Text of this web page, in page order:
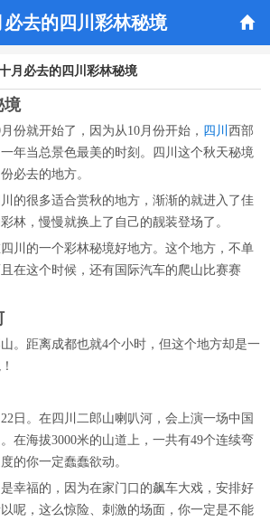
必去的四川彩林秘境 
月必去的四川彩林秘境
境
份就开始了，因为从10月份开始， 四川 西部
年当总景色最美的时刻。四川这个秋天秘境
必去的地方。
的很多适合赏秋的地方，渐渐的就进入了佳
林，慢慢就换上了自己的靓装登场了。
川的一个彩林秘境好地方。这个地方，不单
在这个时候，还有国际汽车的爬山比赛赛
。距离成都也就4个小时，但这个地方却是一
日。在四川二郎山喇叭河，会上演一场中国
在海拔3000米的山道上，一共有49个连续弯
的你一定蠢蠢欲动。
幸福的，因为在家门口的飙车大戏，安排好
呢，这么惊险、刺激的场面，你一定是不能